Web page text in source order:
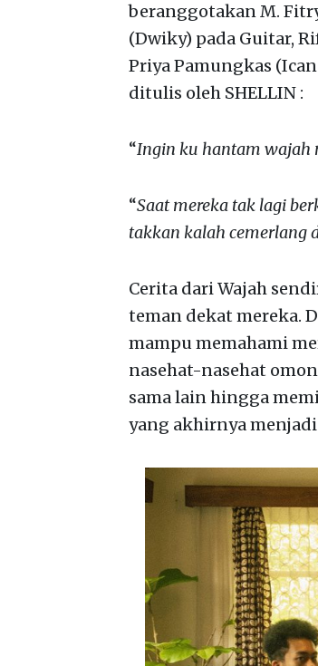
beranggotakan M.
(Dwiky) pada Guitar,
Priya Pamungkas
ditulis oleh SHELLIN :
“Ingin ku hantam wajah
“Saat mereka tak lagi
takkan kalah cemerlang
Cerita dari Wajah
teman dekat mereka.
mampu memahami
nasehat-nasehat
sama lain hingga
yang akhirnya